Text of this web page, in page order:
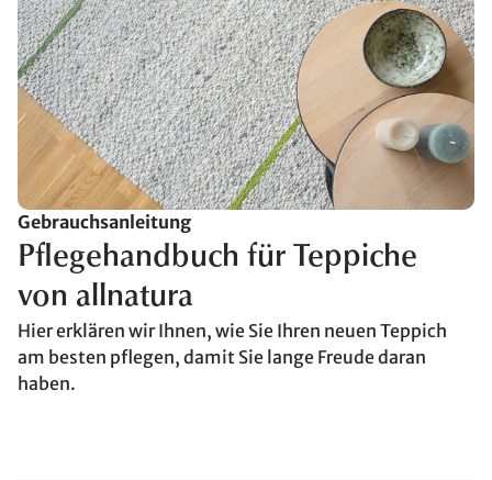
Gebrauchsanleitung
Pflegehandbuch für Teppiche
von allnatura
Hier erklären wir Ihnen, wie Sie Ihren neuen Teppich
am besten pflegen, damit Sie lange Freude daran
haben.